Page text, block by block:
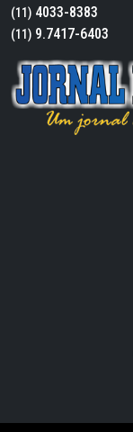
(11) 4033-8383
(11) 9.7417-6403